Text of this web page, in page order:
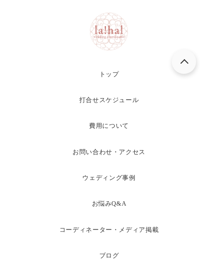
トップ
打合せスケジュール
費用について
お問い合わせ・アクセス
ウェディング事例
お悩みQ&A
コーディネーター・メディア掲載
ブログ